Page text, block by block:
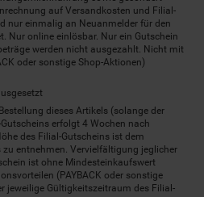
auf Versandkosten und Filial-
nur einmalig an Neuanmelder für den
Nur online einlösbar. Nur ein Gutschein
werden nicht ausgezahlt. Nicht mit
oder sonstige Shop-Aktionen)
dieses Artikels (solange der
erfolgt 4 Wochen nach
des Filial-Gutscheins ist dem
entnehmen. Vervielfältigung jeglicher
ist ohne Mindesteinkaufswert
(PAYBACK oder sonstige
jeweilige Gültigkeitszeitraum des Filial-